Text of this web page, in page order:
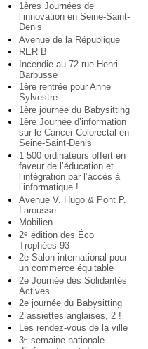
1ères Journées de
l’innovation en Seine-Saint-
Denis
Avenue de la République
RER B
Incendie au 72 rue Henri
Barbusse
1ère rentrée pour Anne
Sylvestre
1ère journée du Babysitting
1ère Journée d’information
sur le Cancer Colorectal en
Seine-Saint-Denis
1 500 ordinateurs offert en
faveur de l’éducation et
l’intégration par l’accès à
l’informatique !
Avenue V. Hugo & Pont P.
Larousse
Mobilien
2e édition des Éco
Trophées 93
2e Salon international pour
un commerce équitable
2e Journée des Solidarités
Actives
2e journée du Babysitting
2 assiettes anglaises, 2 !
Les rendez-vous de la ville
3e semaine nationale